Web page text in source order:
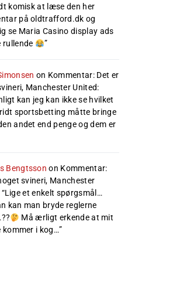
komisk at læse den her
på oldtrafford.dk og
se Maria Casino display ads
rullende
”
on Kommentar: Det er
Manchester United:
kan jeg kan ikke se hvilket
sportsbetting måtte bringe
andet end penge og dem er
Bengtsson on Kommentar:
svineri, Manchester
“Lige et enkelt spørgsmål…
kan man bryde reglerne
Må ærligt erkende at mit
kommer i kog…”